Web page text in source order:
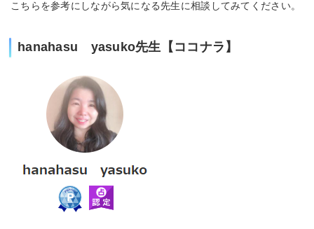
こちらを参考にしながら気になる先生に相談してみてください。
hanahasu yasuko先生【ココナラ】